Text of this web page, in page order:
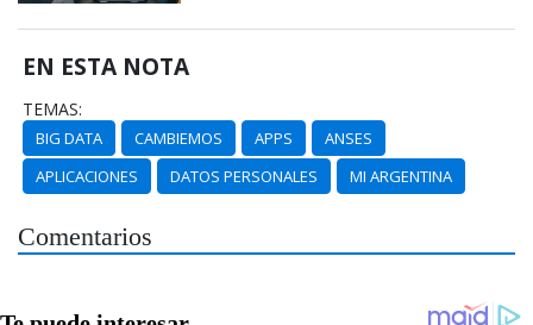
EN ESTA NOTA
TEMAS:
BIG DATA CAMBIEMOS APPS
ANSES
APLICACIONES
DATOS PERSONALES MI ARGENTINA
Comentarios